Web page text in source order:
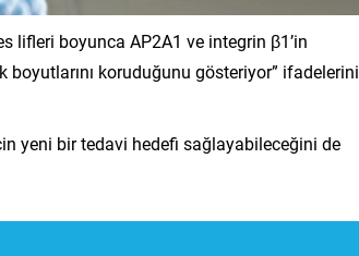
lifleri boyunca AP2A1 ve integrin β1’in
koruduğunu gösteriyor” ifadelerini
yeni bir tedavi hedefi sağlayabileceğini de